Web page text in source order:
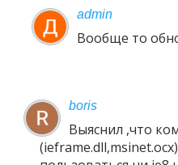
admin
Вообще то
boris
Выяснил ,что